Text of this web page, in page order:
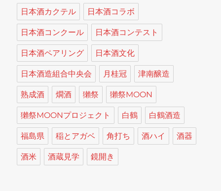
日本酒カクテル 日本酒コラボ
日本酒コンクール 日本酒コンテスト
日本酒ペアリング 日本酒文化
日本酒造組合中央会 月桂冠 津南醸造
熟成酒 燗酒 獺祭 獺祭MOON
獺祭MOONプロジェクト 白鶴 白鶴酒造
福島県 稲とアガベ 角打ち 酒ハイ 酒器
酒米 酒蔵見学 鏡開き